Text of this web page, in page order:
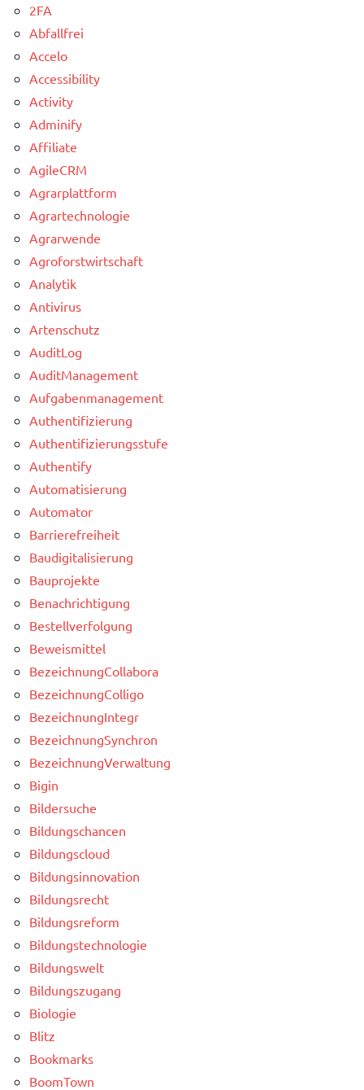
2FA
Abfallfrei
Accelo
Accessibility
Activity
Adminify
Affiliate
AgileCRM
Agrarplattform
Agrartechnologie
Agrarwende
Agroforstwirtschaft
Analytik
Antivirus
Artenschutz
AuditLog
AuditManagement
Aufgabenmanagement
Authentifizierung
Authentifizierungsstufe
Authentify
Automatisierung
Automator
Barrierefreiheit
Baudigitalisierung
Bauprojekte
Benachrichtigung
Bestellverfolgung
Beweismittel
BezeichnungCollabora
BezeichnungColligo
BezeichnungIntegr
BezeichnungSynchron
BezeichnungVerwaltung
Bigin
Bildersuche
Bildungschancen
Bildungscloud
Bildungsinnovation
Bildungsrecht
Bildungsreform
Bildungstechnologie
Bildungswelt
Bildungszugang
Biologie
Blitz
Bookmarks
BoomTown